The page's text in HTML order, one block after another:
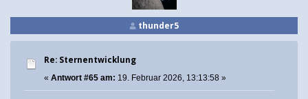
thunder5
Re: Sternentwicklung
« Antwort #65 am: 19. Februar 2026, 13:13:58 »